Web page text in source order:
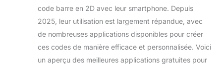
code barre en 2D avec leur smartphone. Depuis
2025, leur utilisation est largement répandue, avec
de nombreuses applications disponibles pour créer
ces codes de manière efficace et personnalisée. Voici
un aperçu des meilleures applications gratuites pour